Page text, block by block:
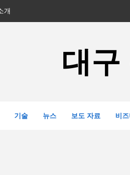
개
대구
기술 뉴스 보도 자료 비